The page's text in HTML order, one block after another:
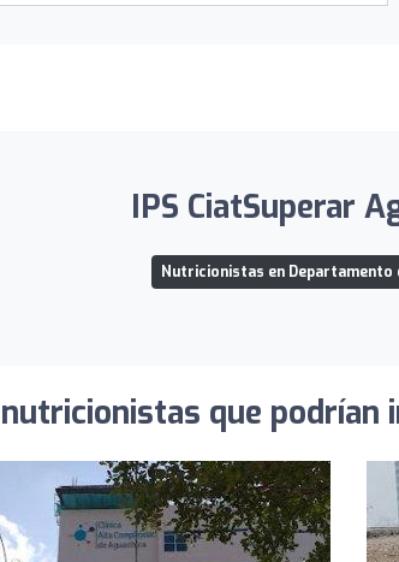
IPS CiatSuperar
Nutricionistas en Departamento
que podrían